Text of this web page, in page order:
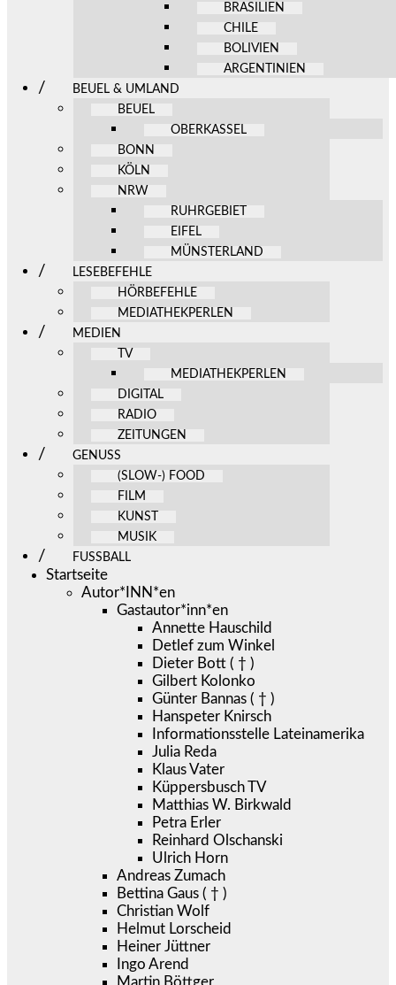
BRASILIEN
CHILE
BOLIVIEN
ARGENTINIEN
BEUEL & UMLAND
BEUEL
OBERKASSEL
BONN
KÖLN
NRW
RUHRGEBIET
EIFEL
MÜNSTERLAND
LESEBEFEHLE
HÖRBEFEHLE
MEDIATHEKPERLEN
MEDIEN
TV
MEDIATHEKPERLEN
DIGITAL
RADIO
ZEITUNGEN
GENUSS
(SLOW-) FOOD
FILM
KUNST
MUSIK
FUSSBALL
Startseite
Autor*INN*en
Gastautor*inn*en
Annette Hauschild
Detlef zum Winkel
Dieter Bott ( † )
Gilbert Kolonko
Günter Bannas ( † )
Hanspeter Knirsch
Informationsstelle Lateinamerika
Julia Reda
Klaus Vater
Küppersbusch TV
Matthias W. Birkwald
Petra Erler
Reinhard Olschanski
Ulrich Horn
Andreas Zumach
Bettina Gaus ( † )
Christian Wolf
Helmut Lorscheid
Heiner Jüttner
Ingo Arend
Martin Böttger